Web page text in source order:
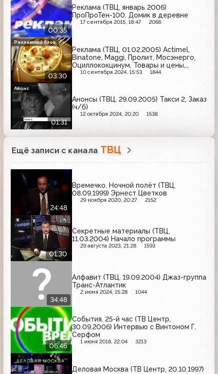
00:35
Реклама (ТВЦ, январь 2006)
ПроПроТен-100, Домик в деревне
17 сентября 2015, 18:47 2066
03:30
Реклама (ТВЦ, 01.02.2005) Actimel,
Binatone, Maggi, Пролит, Мосэнерго,
Оциллококцинум, Товары и цены,
Contact, Colgate, Безорнил, Ретона,
10 сентября 2024, 15:53 1844
Рекламный блок
01:31
Анонсы (ТВЦ, 29.09.2005) Такси 2, Заказ
(ч/б)
12 октября 2024, 20:20 1538
Анонс
Ещё записи с канала ТВЦ
24:48
Времечко. Ночной полёт (ТВЦ,
08.09.1999) Эрнест Цветков
29 ноября 2020, 20:27 2152
01:30
Секретные материалы (ТВЦ,
11.03.2004) Начало программы
29 августа 2023, 21:28 1593
34:48
Алфавит (ТВЦ, 19.09.2004) Джаз-группа
Транс-Атлантик
2 июня 2024, 15:28 1044
06:46
События. 25-й час (ТВ Центр,
30.09.2006) Интервью с Винтоном Г.
Серфом
1 июня 2018, 22:04 3213
Деловая Москва (ТВ Центр, 20.10.1997)